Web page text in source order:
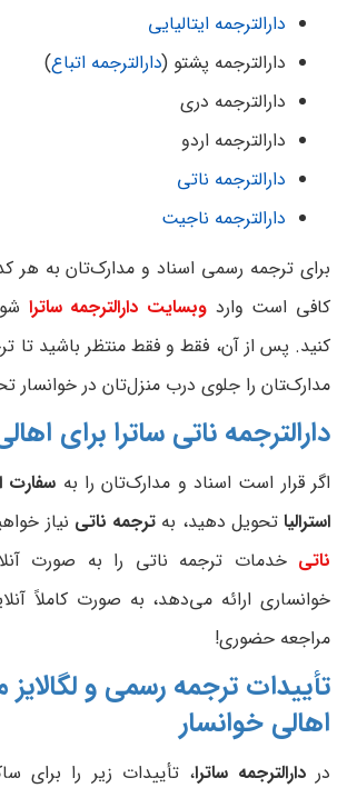
دارالترجمه ایتالیایی
دارالترجمه پشتو (دارالترجمه اتباع)
دارالترجمه دری
دارالترجمه اردو
دارالترجمه ناتی
دارالترجمه ناجیت
برای ترجمه رسمی اسناد و مدارک‌تان به هر
کافی است وارد وبسایت دارالترجمه ساترا
کنید. پس از آن، فقط و فقط منتظر باشید تا
مدارک‌‍تان را جلوی درب منزل‌تان در خوانسار
دارالترجمه ناتی ساترا برای
اگر قرار است اسناد و مدارک‌تان را به سفارت
استرالیاتحویل دهید، به ترجمه ناتی نیاز
ناتیخدمات ترجمه ناتی را به صورت
خوانساری ارائه می‌دهد، به صورت کاملاً
مراجعه حضوری!
تأییدات ترجمه رسمی و لگالایز
اهالی خوانسار
دردارالترجمه ساترا، تأییدات زیر را برای